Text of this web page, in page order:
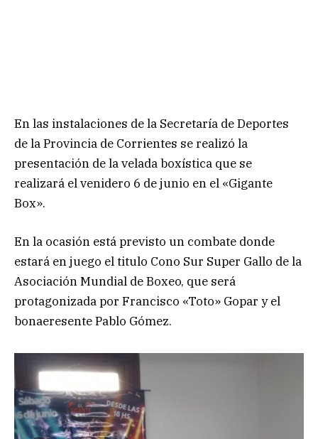
En las instalaciones de la Secretaría de Deportes
de la Provincia de Corrientes se realizó la
presentación de la velada boxística que se
realizará el venidero 6 de junio en el «Gigante
Box».
En la ocasión está previsto un combate donde
estará en juego el titulo Cono Sur Super Gallo de la
Asociación Mundial de Boxeo, que será
protagonizada por Francisco «Toto» Gopar y el
bonaeresente Pablo Gómez.